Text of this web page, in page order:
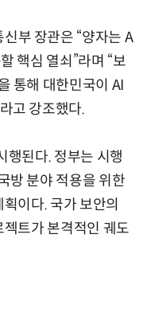
부 장관은 “양자는 A
핵심 열쇠”라며 “보
통해 대한민국이 AI
고 강조했다.
행된다. 정부는 시행
방 분야 적용을 위한
이다. 국가 보안의
트가 본격적인 궤도